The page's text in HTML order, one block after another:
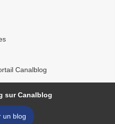
Canalblog
sur Canalblog
un blog